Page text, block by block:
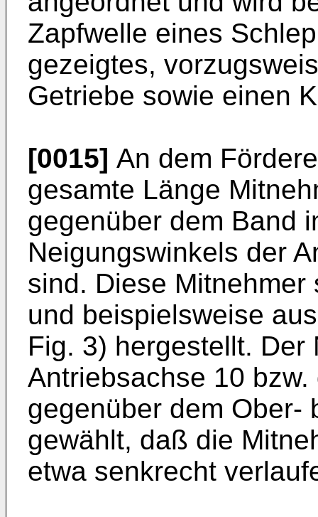
Zapfwelle eines
gezeigtes,
Getriebe sowie einen
[0015] An dem
gesamte Länge
gegenüber dem Band
Neigungswinkels der
sind. Diese
und beispielsweise
Fig. 3) hergestellt. Der
Antriebsachse 10
gegenüber dem Ober-
gewählt, daß die
etwa senkrecht